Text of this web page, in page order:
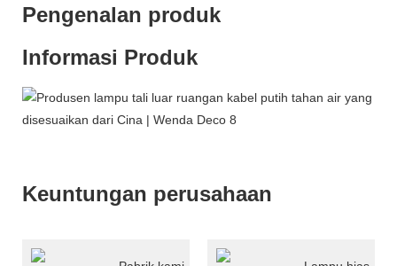
Pengenalan produk
Informasi Produk
Keuntungan perusahaan